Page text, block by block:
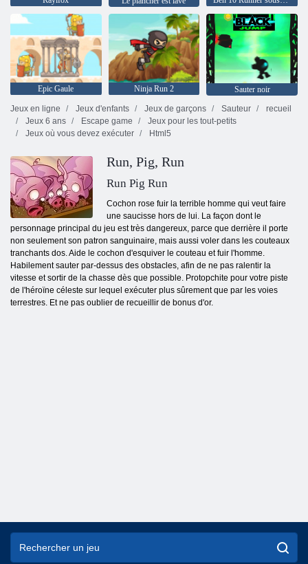
Epic Gaule Ninja Run 2
Sauter noir
Jeux en ligne
Jeux d'enfants Jeux de garçons Sauteur
recueil
Jeux 6 ans
Escape game
Jeux pour les tout-petits
Jeux où vous devez exécuter
Html5
Run, Pig, Run
Run Pig Run
Cochon rose fuir la terrible homme qui veut faire
une saucisse hors de lui. La façon dont le
personnage principal du jeu est très dangereux, parce que derrière il porte
non seulement son patron sanguinaire, mais aussi voler dans les couteaux
tranchants dos. Aide le cochon d'esquiver le couteau et fuir l'homme.
Habilement sauter par-dessus des obstacles, afin de ne pas ralentir la
vitesse et sortir de la chasse dès que possible. Protopchite pour votre piste
de l'héroïne céleste sur lequel exécuter plus sûrement que par les voies
terrestres. Et ne pas oublier de recueillir de bonus d'or.